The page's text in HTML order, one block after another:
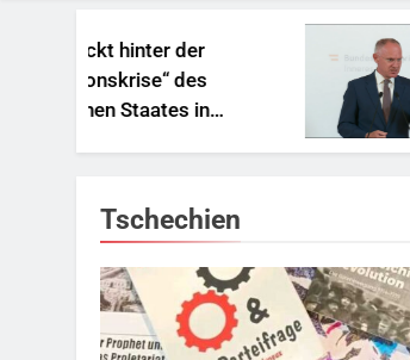
hinter der
des
Staates in
Tschechien